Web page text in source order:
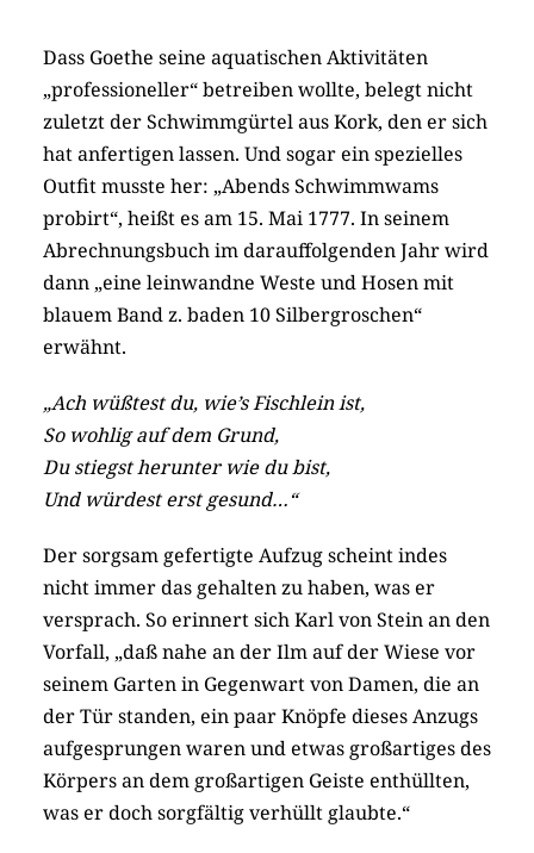
Dass Goethe seine aquatischen Aktivitäten
„professioneller“ betreiben wollte, belegt nicht
zuletzt der Schwimmgürtel aus Kork, den er sich
hat anfertigen lassen. Und sogar ein spezielles
Outfit musste her: „Abends Schwimmwams
probirt“, heißt es am 15. Mai 1777. In seinem
Abrechnungsbuch im darauffolgenden Jahr wird
dann „eine leinwandne Weste und Hosen mit
blauem Band z. baden 10 Silbergroschen“
erwähnt.
„Ach wüßtest du, wie’s Fischlein ist,
So wohlig auf dem Grund,
Du stiegst herunter wie du bist,
Und würdest erst gesund…“
Der sorgsam gefertigte Aufzug scheint indes
nicht immer das gehalten zu haben, was er
versprach. So erinnert sich Karl von Stein an den
Vorfall, „daß nahe an der Ilm auf der Wiese vor
seinem Garten in Gegenwart von Damen, die an
der Tür standen, ein paar Knöpfe dieses Anzugs
aufgesprungen waren und etwas großartiges des
Körpers an dem großartigen Geiste enthüllten,
was er doch sorgfältig verhüllt glaubte.“